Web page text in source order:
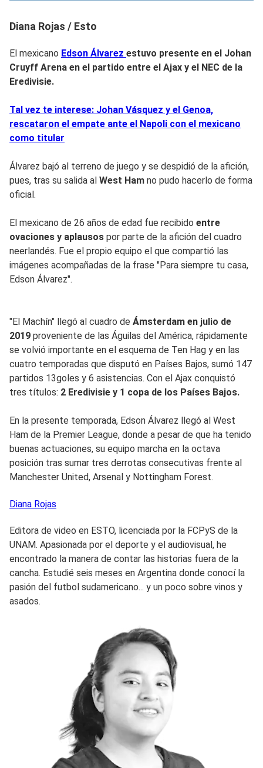
Diana Rojas / Esto
El mexicano Edson Álvarez estuvo presente en el Johan
Cruyff Arena en el partido entre el Ajax y el NEC de la
Eredivisie.
Tal vez te interese: Johan Vásquez y el Genoa,
rescataron el empate ante el Napoli con el mexicano
como titular
Álvarez bajó al terreno de juego y se despidió de la afición,
pues, tras su salida al West Ham no pudo hacerlo de forma
oficial.
El mexicano de 26 años de edad fue recibido entre
ovaciones y aplausos por parte de la afición del cuadro
neerlandés. Fue el propio equipo el que compartió las
imágenes acompañadas de la frase "Para siempre tu casa,
Edson Álvarez".
"El Machín" llegó al cuadro de Ámsterdam en julio de
2019 proveniente de las Águilas del América, rápidamente
se volvió importante en el esquema de Ten Hag y en las
cuatro temporadas que disputó en Países Bajos, sumó 147
partidos 13goles y 6 asistencias. Con el Ajax conquistó
tres títulos: 2 Eredivisie y 1 copa de los Países Bajos.
En la presente temporada, Edson Álvarez llegó al West
Ham de la Premier League, donde a pesar de que ha tenido
buenas actuaciones, su equipo marcha en la octava
posición tras sumar tres derrotas consecutivas frente al
Manchester United, Arsenal y Nottingham Forest.
Diana Rojas
Editora de video en ESTO, licenciada por la FCPyS de la
UNAM. Apasionada por el deporte y el audiovisual, he
encontrado la manera de contar las historias fuera de la
cancha. Estudié seis meses en Argentina donde conocí la
pasión del futbol sudamericano... y un poco sobre vinos y
asados.